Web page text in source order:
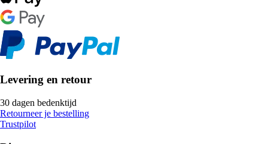
Levering en retour
30 dagen bedenktijd
Retourneer je bestelling
Trustpilot